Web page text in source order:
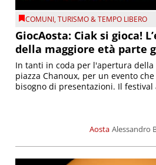
COMUNI,TURISMO & TEMPO LIBERO
GiocAosta: Ciak si gioca!
della maggiore età parte
Aosta Alessandro
In tanti in coda per l'apertura della
piazza Chanoux, per un evento
bisogno di presentazioni. Il festival